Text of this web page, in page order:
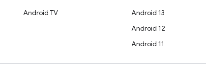
Android TV
Android 13
Android 12
Android 11